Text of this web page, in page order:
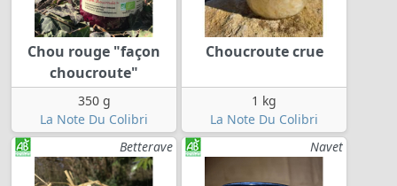
Chou rouge "façon
choucroute"
350 g
La Note Du Colibri
Choucroute crue
1 kg
La Note Du Colibri
Betterave
Navet